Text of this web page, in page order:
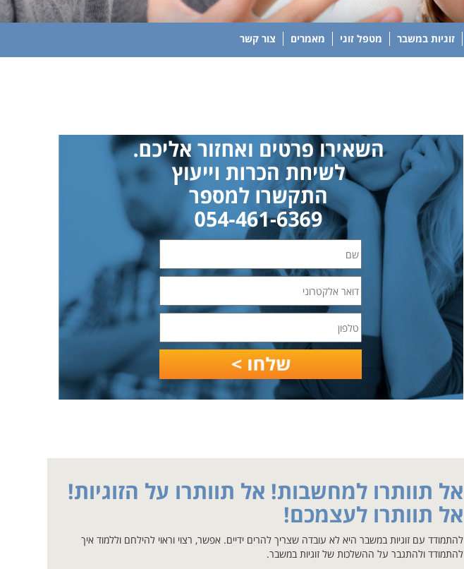
צור קשר מאמרים מטפל זוגי זוגיות במשבר
אל תוותרו למחשבות! אל תוותרו על הזוגיות!
אל תוותרו לעצמכם!
להתמודד עם זוגיות במשבר היא לא עובדה שצריך להרים ידיים. אפשר, רצוי וראוי להילחם וללמוד איך
להתמודד ולהתגבר על ההשלכות של זוגיות במשבר.